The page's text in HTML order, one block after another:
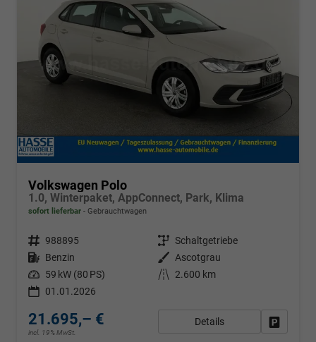
Volkswagen Polo
1.0, Winterpaket, AppConnect, Park, Klima
sofort lieferbar Gebrauchtwagen
Fahrzeugnr. 988895 Getriebe Schaltgetriebe
Kraftstoff Benzin Außenfarbe
Ascotgrau
Leistung 59 kW (80 PS) Kilometerstand
2.600 km
01.01.2026
21.695,– €
incl. 19% MwSt.
Details